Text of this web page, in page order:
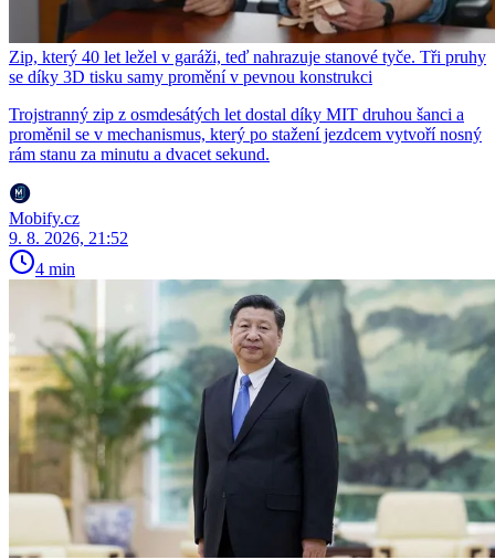
Zip, který 40 let ležel v garáži, teď nahrazuje stanové tyče. Tři pruhy
se díky 3D tisku samy promění v pevnou konstrukci
Trojstranný zip z osmdesátých let dostal díky MIT druhou šanci a
proměnil se v mechanismus, který po stažení jezdcem vytvoří nosný
rám stanu za minutu a dvacet sekund.
Mobify.cz
9. 8. 2026, 21:52
4 min